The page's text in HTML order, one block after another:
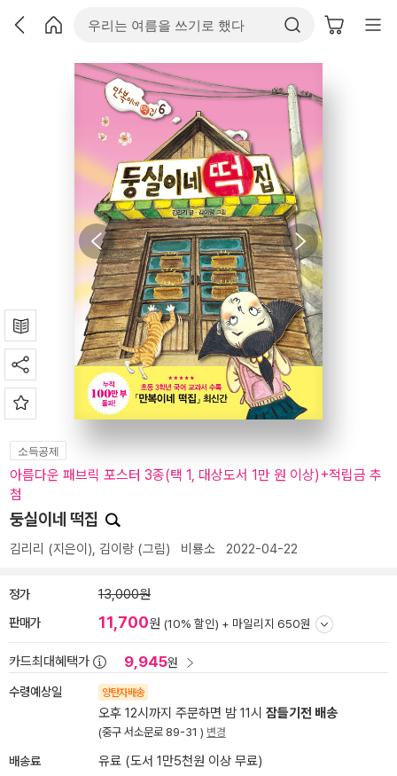
소득공제
아름다운 패브릭 포스터 3종(택 1, 대상도서 1만 원 이상)+적립금 추
첨
둥실이네 떡집
김리리 (지은이), 김이랑 (그림) 비룡소 2022-04-22
정가 13,000원
판매가 11,700원 (10% 할인) + 마일리지 650원
카드최대혜택가 9,945원
수령예상일 양탄자배송
오후 12시까지 주문하면 밤 11시 잠들기전 배송
(중구 서소문로 89-31 ) 변경
배송료 유료 (도서 1만5천원 이상 무료)